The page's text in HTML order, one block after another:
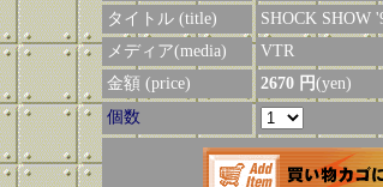
タイトル (title)
SHOCK SHOW
メディア(media)
VTR
金額 (price)
2670 円(yen)
個数